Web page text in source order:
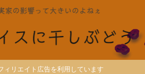
ィリエイト広告を利用しています